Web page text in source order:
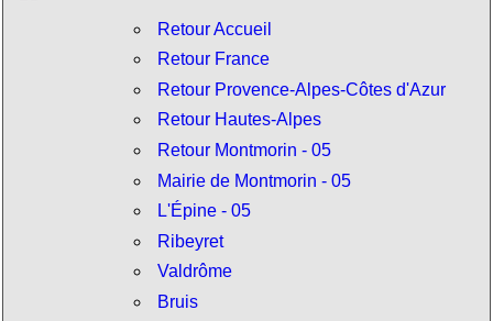
Retour Accueil
Retour France
Retour Provence-Alpes-Côtes d'Azur
Retour Hautes-Alpes
Retour Montmorin - 05
Mairie de Montmorin - 05
L'Épine - 05
Ribeyret
Valdrôme
Bruis